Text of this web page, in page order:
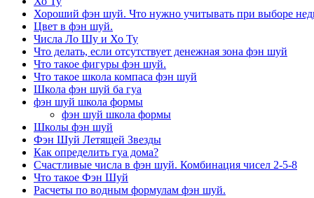
Хороший фэн шуй. Что нужно учитывать при выборе
Цвет в фэн шуй.
Числа Ло Шу и Хо Ту
Что делать, если отсутствует денежная зона фэн шуй
Что такое фигуры фэн шуй.
Что такое школа компаса фэн шуй
Школа фэн шуй ба гуа
фэн шуй школа формы
фэн шуй школа формы
Школы фэн шуй
Фэн Шуй Летящей Звезды
Как определить гуа дома?
Счастливые числа в фэн шуй. Комбинация чисел 2-5-8
Что такое Фэн Шуй
Расчеты по водным формулам фэн шуй.